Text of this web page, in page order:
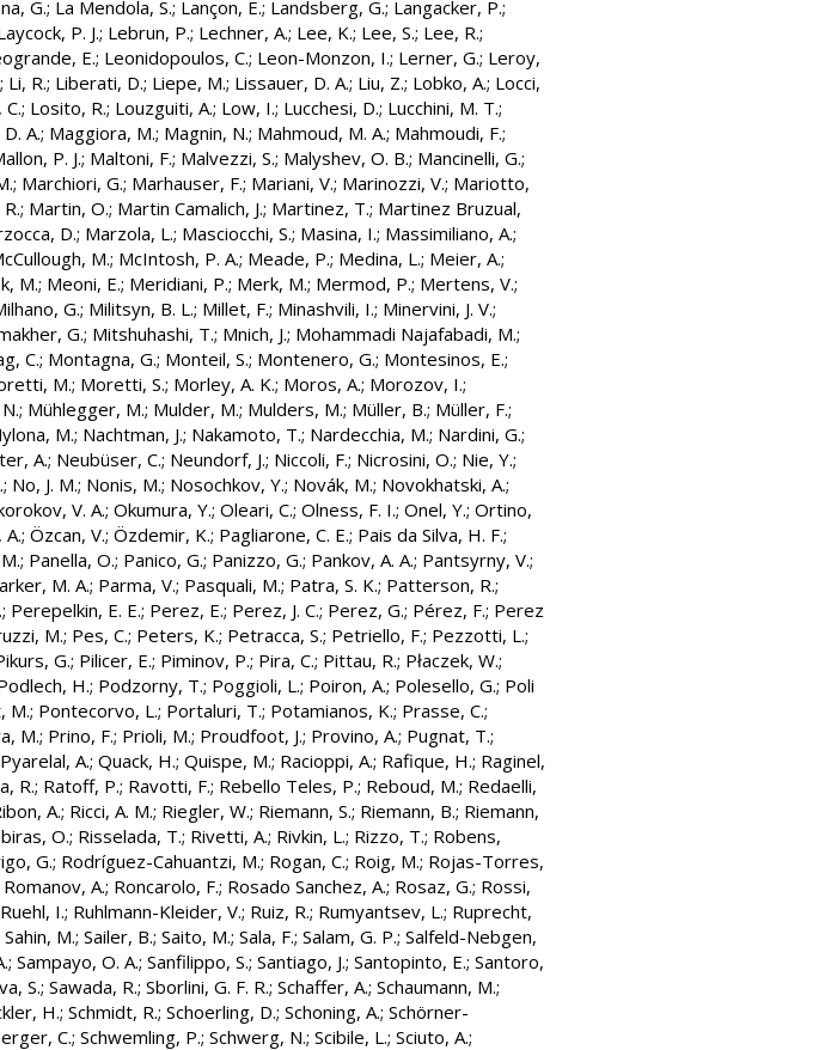
G.; La Mendola, S.; Lançon, E.; Landsberg, G.; Langacker, P.;
P. J.; Lebrun, P.; Lechner, A.; Lee, K.; Lee, S.; Lee, R.;
E.; Leonidopoulos, C.; Leon-Monzon, I.; Lerner, G.; Leroy,
; Li, R.; Liberati, D.; Liepe, M.; Lissauer, D. A.; Liu, Z.; Lobko, A.; Locci,
; Losito, R.; Louzguiti, A.; Low, I.; Lucchesi, D.; Lucchini, M. T.;
A.; Maggiora, M.; Magnin, N.; Mahmoud, M. A.; Mahmoudi, F.;
P. J.; Maltoni, F.; Malvezzi, S.; Malyshev, O. B.; Mancinelli, G.;
; Marchiori, G.; Marhauser, F.; Mariani, V.; Marinozzi, V.; Mariotto,
; Martin, O.; Martin Camalich, J.; Martinez, T.; Martinez Bruzual,
D.; Marzola, L.; Masciocchi, S.; Masina, I.; Massimiliano, A.;
M.; McIntosh, P. A.; Meade, P.; Medina, L.; Meier, A.;
M.; Meoni, E.; Meridiani, P.; Merk, M.; Mermod, P.; Mertens, V.;
G.; Militsyn, B. L.; Millet, F.; Minashvili, I.; Minervini, J. V.;
G.; Mitshuhashi, T.; Mnich, J.; Mohammadi Najafabadi, M.;
C.; Montagna, G.; Monteil, S.; Montenero, G.; Montesinos, E.;
M.; Moretti, S.; Morley, A. K.; Moros, A.; Morozov, I.;
; Mühlegger, M.; Mulder, M.; Mulders, M.; Müller, B.; Müller, F.;
M.; Nachtman, J.; Nakamoto, T.; Nardecchia, M.; Nardini, G.;
A.; Neubüser, C.; Neundorf, J.; Niccoli, F.; Nicrosini, O.; Nie, Y.;
; No, J. M.; Nonis, M.; Nosochkov, Y.; Novák, M.; Novokhatski, A.;
V. A.; Okumura, Y.; Oleari, C.; Olness, F. I.; Onel, Y.; Ortino,
; Özcan, V.; Özdemir, K.; Pagliarone, C. E.; Pais da Silva, H. F.;
; Panella, O.; Panico, G.; Panizzo, G.; Pankov, A. A.; Pantsyrny, V.;
M. A.; Parma, V.; Pasquali, M.; Patra, S. K.; Patterson, R.;
; Perepelkin, E. E.; Perez, E.; Perez, J. C.; Perez, G.; Pérez, F.; Perez
M.; Pes, C.; Peters, K.; Petracca, S.; Petriello, F.; Pezzotti, L.;
G.; Pilicer, E.; Piminov, P.; Pira, C.; Pittau, R.; Płaczek, W.;
H.; Podzorny, T.; Poggioli, L.; Poiron, A.; Polesello, G.; Poli
M.; Pontecorvo, L.; Portaluri, T.; Potamianos, K.; Prasse, C.;
M.; Prino, F.; Prioli, M.; Proudfoot, J.; Provino, A.; Pugnat, T.;
Pyarelal, A.; Quack, H.; Quispe, M.; Racioppi, A.; Rafique, H.; Raginel,
R.; Ratoff, P.; Ravotti, F.; Rebello Teles, P.; Reboud, M.; Redaelli,
A.; Ricci, A. M.; Riegler, W.; Riemann, S.; Riemann, B.; Riemann,
O.; Risselada, T.; Rivetti, A.; Rivkin, L.; Rizzo, T.; Robens,
G.; Rodríguez-Cahuantzi, M.; Rogan, C.; Roig, M.; Rojas-Torres,
Romanov, A.; Roncarolo, F.; Rosado Sanchez, A.; Rosaz, G.; Rossi,
Ruehl, I.; Ruhlmann-Kleider, V.; Ruiz, R.; Rumyantsev, L.; Ruprecht,
Sahin, M.; Sailer, B.; Saito, M.; Sala, F.; Salam, G. P.; Salfeld-Nebgen,
; Sampayo, O. A.; Sanfilippo, S.; Santiago, J.; Santopinto, E.; Santoro,
S.; Sawada, R.; Sborlini, G. F. R.; Schaffer, A.; Schaumann, M.;
H.; Schmidt, R.; Schoerling, D.; Schoning, A.; Schörner-
C.; Schwemling, P.; Schwerg, N.; Scibile, L.; Sciuto, A.;